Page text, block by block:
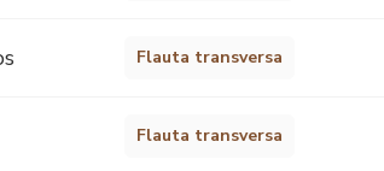
Flauta transversa
Flauta transversa